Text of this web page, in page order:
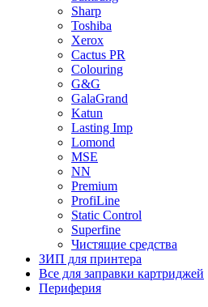
Sharp
Toshiba
Xerox
Cactus PR
Colouring
G&G
GalaGrand
Katun
Lasting Imp
Lomond
MSE
NN
Premium
ProfiLine
Static Control
Superfine
Чистящие средства
ЗИП для принтера
Все для заправки картриджей
Периферия